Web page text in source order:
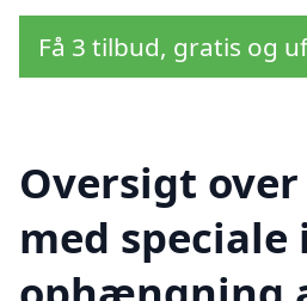
Få 3 tilbud, gratis og
Oversigt
med speciale i